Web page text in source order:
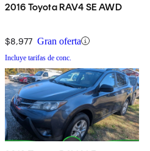
2016 Toyota RAV4 SE AWD
$8,977 Gran oferta
Incluye tarifas de conc.